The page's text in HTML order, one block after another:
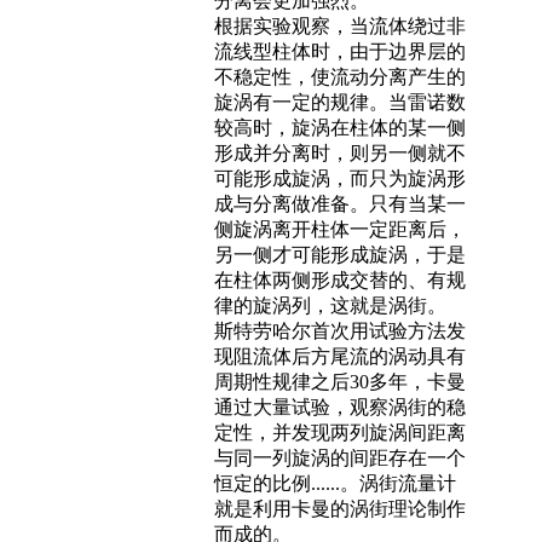
根据实验观察，当流体绕过非
流线型柱体时，由于边界层的
不稳定性，使流动分离产生的
旋涡有一定的规律。当雷诺数
较高时，旋涡在柱体的某一侧
形成并分离时，则另一侧就不
可能形成旋涡，而只为旋涡形
成与分离做准备。只有当某一
侧旋涡离开柱体一定距离后，
另一侧才可能形成旋涡，于是
在柱体两侧形成交替的、有规
律的旋涡列，这就是涡街。
斯特劳哈尔首次用试验方法发
现阻流体后方尾流的涡动具有
周期性规律之后30多年，卡曼
通过大量试验，观察涡街的稳
定性，并发现两列旋涡间距离
与同一列旋涡的间距存在一个
恒定的比例......。涡街流量计
就是利用卡曼的涡街理论制作
而成的。